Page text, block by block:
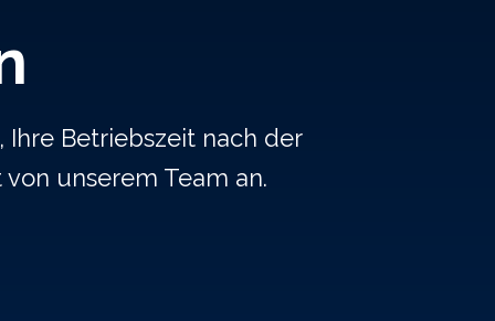
Ihre Betriebszeit nach der
unserem Team an.